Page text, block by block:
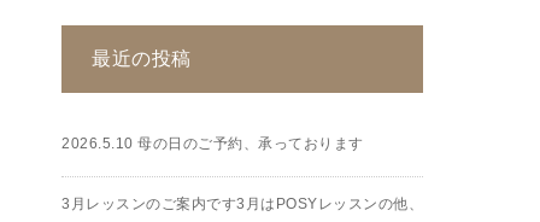
最近の投稿
2026.5.10 母の日のご予約、承っております
3月レッスンのご案内です3月はPOSYレッスンの他、